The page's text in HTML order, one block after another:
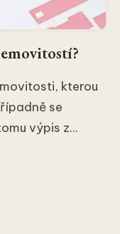
kterou
se
výpis z...